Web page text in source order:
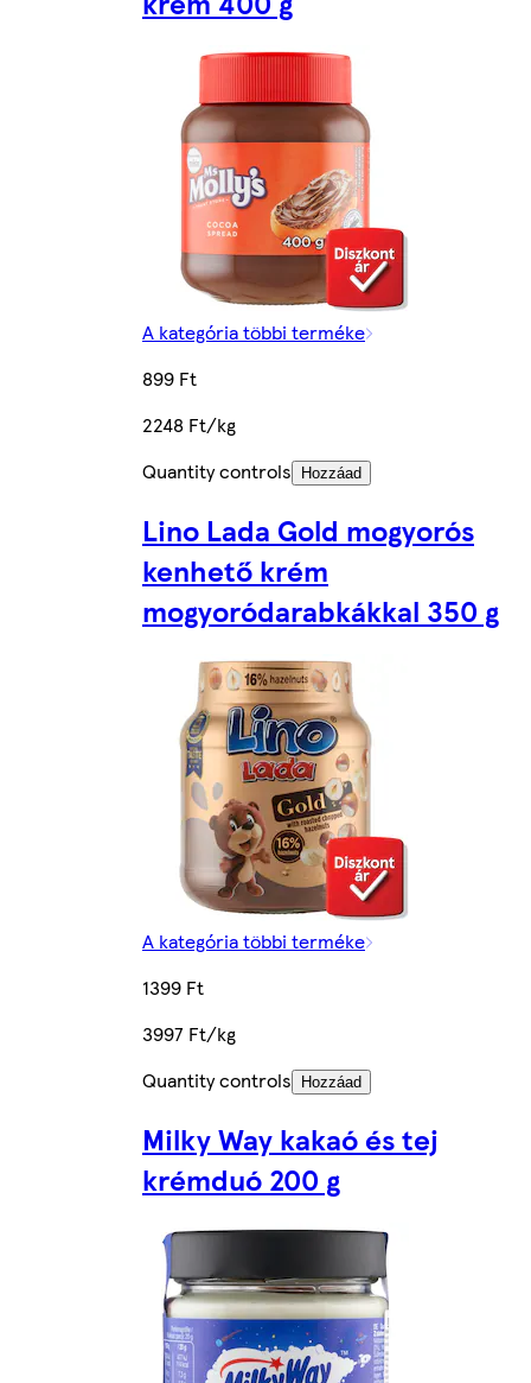
A kategória többi terméke
899 Ft
2248 Ft/kg
Quantity controls
Hozzáad
Lino Lada Gold mogyorós
kenhető krém
mogyoródarabkákkal 350 g
A kategória többi terméke
1399 Ft
3997 Ft/kg
Quantity controls
Hozzáad
Milky Way kakaó és tej
krémduó 200 g